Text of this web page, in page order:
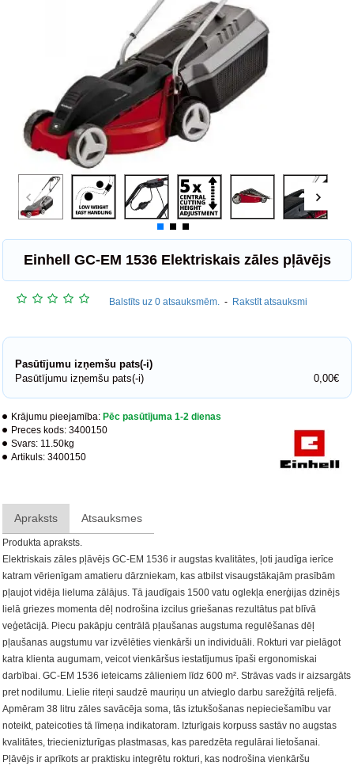
Einhell GC-EM 1536 Elektriskais zāles pļāvējs
Krājumu pieejamība: Pēc pasūtījuma 1-2 dienas
Preces kods: 3400150
Svars: 11.50kg
Artikuls: 3400150
Balstīts uz 0 atsauksmēm. - Rakstīt atsauksmi
Pasūtījumu izņemšu pats(-i)
Pasūtījumu izņemšu pats(-i)
0,00€
Apraksts Atsauksmes
Produkta apraksts.
Elektriskais zāles pļāvējs GC-EM 1536 ir augstas kvalitātes, ļoti jaudīga ierīce
katram vērienīgam amatieru dārzniekam, kas atbilst visaugstākajām prasībām
pļaujot vidēja lieluma zālājus. Tā jaudīgais 1500 vatu oglekļa enerģijas dzinējs
lielā griezes momenta dēļ nodrošina izcilus griešanas rezultātus pat blīvā
veģetācijā. Piecu pakāpju centrālā pļaušanas augstuma regulēšanas dēļ
pļaušanas augstumu var izvēlēties vienkārši un individuāli. Rokturi var pielāgot
katra klienta augumam, veicot vienkāršus iestatījumus īpaši ergonomiskai
darbībai. GC-EM 1536 ieteicams zālieniem līdz 600 m². Strāvas vads ir aizsargāts
pret nodilumu. Lielie riteņi saudzē mauriņu un atvieglo darbu sarežģītā reljefā.
Apmēram 38 litru zāles savācēja soma, tās iztukšošanas nepieciešamību var
noteikt, pateicoties tā līmeņa indikatoram. Izturīgais korpuss sastāv no augstas
kvalitātes, triecienizturīgas plastmasas, kas paredzēta regulārai lietošanai.
Pļāvējs ir aprīkots ar praktisku integrētu rokturi, kas nodrošina vienkāršu